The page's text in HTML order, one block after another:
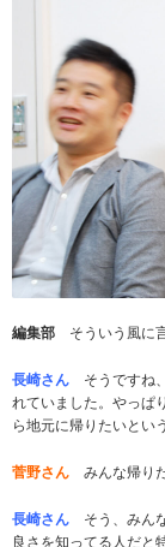
編集部 そういう風に
長崎さん
そうですね
れていました。やっぱ
ら地元に帰りたいとい
菅野さん みんな帰り
長崎さん
そう、みん
良さを知ってる人だと